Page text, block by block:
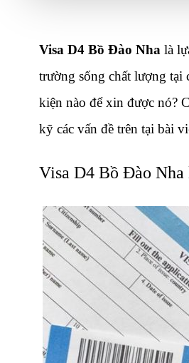
Visa D4 Bồ Đào Nha là
trường sống chất lượng tại
kiện nào để xin được nó?
kỹ các vấn đề trên tại bài
Visa D4 Bồ Đào Nha